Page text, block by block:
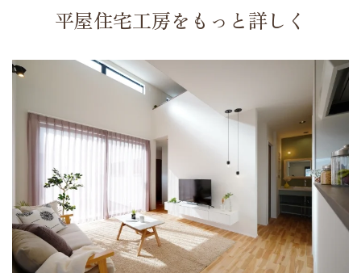
平屋住宅工房をもっと詳しく